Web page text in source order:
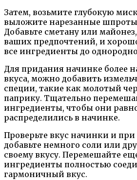
Затем, возьмите глубокую
выложите нарезанные шпроты
Добавьте сметану или
ваших предпочтений, и
все ингредиенты до
Для придания начинке более
вкуса, можно добавить
специи, такие как молотый
паприку. Тщательно
ингредиенты, чтобы они
распределились в начинке.
Проверьте вкус начинки и
добавьте немного соли или
своему вкусу. Перемешайте
ингредиенты полностью
гармоничный вкус.